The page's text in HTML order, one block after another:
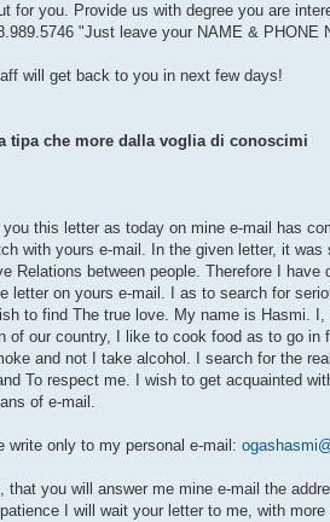
for you. Provide us with degree you are
"Just leave your NAME & PHONE
will get back to you in next few days!
tipa che more dalla voglia di conoscimi
you this letter as today on mine e-mail has
with yours e-mail. In the given letter, it was
Relations between people. Therefore I have
letter on yours e-mail. I as to search for
to find The true love. My name is Hasmi. I,
of our country, I like to cook food as to go in
and not I take alcohol. I search for the real
To respect me. I wish to get acquainted
of e-mail.
write only to my personal e-mail:
that you will answer me mine e-mail the
I will wait your letter to me, with more